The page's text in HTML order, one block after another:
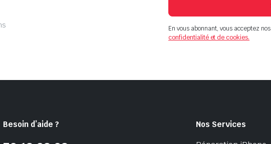
En vous abonnant, vous acceptez nos
confidentialité et de cookies.
Besoin d’aide ? Nos Services